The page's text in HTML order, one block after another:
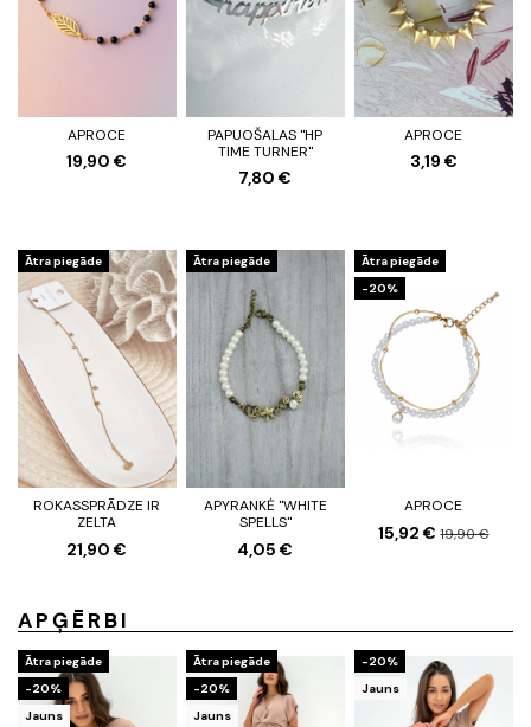
APROCE
19,90 €
PAPUOŠALAS "HP
TIME TURNER"
7,80 €
APROCE
3,19 €
Ātra piegāde
ROKASSPRĀDZE IR
ZELTA
21,90 €
Ātra piegāde
APYRANKĖ "WHITE
SPELLS"
4,05 €
Ātra piegāde
-20%
APROCE
15,92 €19,90 €
APĢĒRBI
Ātra piegāde
-20%
Jauns
Ātra piegāde
-20%
Jauns
-20%
Jauns